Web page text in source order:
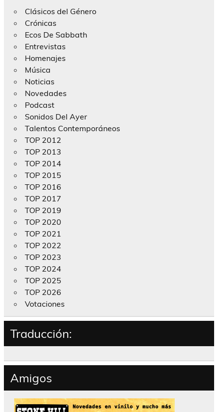
Clásicos del Género
Crónicas
Ecos De Sabbath
Entrevistas
Homenajes
Música
Noticias
Novedades
Podcast
Sonidos Del Ayer
Talentos Contemporáneos
TOP 2012
TOP 2013
TOP 2014
TOP 2015
TOP 2016
TOP 2017
TOP 2019
TOP 2020
TOP 2021
TOP 2022
TOP 2023
TOP 2024
TOP 2025
TOP 2026
Votaciones
Traducción:
Amigos